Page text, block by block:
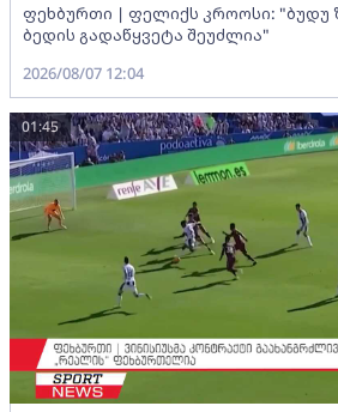
ფეხბურთი | ფელიქს კროოსი: "ბუდუ
ბედის გადაწყვეტა შეუძლია"
2026/08/07 12:04
01:45